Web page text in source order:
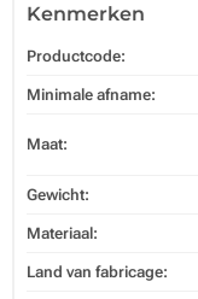
Kenmerken
Productcode:
Minimale afname:
Maat:
Gewicht:
Materiaal:
Land van fabricage: